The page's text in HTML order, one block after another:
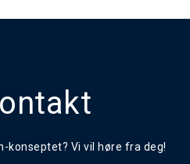
konseptet? Vi vil høre fra deg!